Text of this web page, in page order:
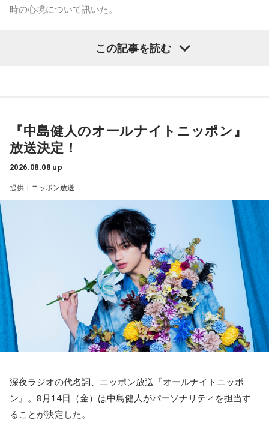
ジルは対戦相手が決まったときに「オランダじゃなくて良か
ているんだ。メンバーは違うかもしれないけれど、日本は力
があるんだぞ」と言って、油断しないように警戒させる。そ
して、「お前ら、（日本選手が）こんなことを言ってるぞ」
と塩貝選手のコメントを（起爆剤として）使うことが可能な
しないほうが良かったなと僕は思っています。
とはいえ、塩貝選手とはW杯が終わったときに違うところで
会いましたけど、本当に純粋なんですよ。全然悪気がないと
いうか。ただ、プロの選手としてそこまで考えてコメントす
るべきだったかなとは思います。
でもまだ若いですから。森保監督は“リバウンドメンタリテ
ィ”という言葉をよく使いますけど、何かうまくいかなかった
後のリアクションがすごく重要で、今後そこを塩貝選手は試
されるのかなと思いますし、その期待に応えるだけのものを
持っている選手だと思いますから、良いエネルギーに変えて
もらいたいなと思います。
----------------------------------------------------
この日の放送をradikoタイムフリーで聴く
※放送エリア外の方は、プレミアム会員の登録でご利用いた
だけます。
時の心境について訊いた。
――1軍デビューを果たしたプロ3年目の昨シーズンは素晴ら
しい成績だったかと思いますが、「求めすぎずに自分のやる
――過去2年の苦労は昨シーズンに活きていたということです
ね。
山田「活きていると思います。ウエイトトレーニングなどで
身体作りができたと思うので、結果を出さないといけないと
ころで出せたというのはよかったと思います」
――2月の南郷キャンプ終盤で右肘痛が発覚した時の心境を教
山田「痛かったですし、手術のタイミングはすごく悩んだの
ですが、3月9日に手術をさせていただいた。痛いままプレー
をしていても成績も上がらないですし、自分としても不安を
抱えながらプレーをするのは嫌だったので、できるだけ早く
手術をして、早く復帰ができるようにというので決断しまし
た」
――以前から痛みはあったのでしょうか？
山田「痛みがない範囲でできていたのですが、痛みの場所が
動いてしまって、数ミリでも痛みの場所が動くだけで痛みが
変わってくるので」
この記事を読む
『中島健人のオールナイトニッポン』
放送決定！
2026.08.08 up
提供：ニッポン放送
深夜ラジオの代名詞、ニッポン放送『オールナイトニッポ
ン』。8月14日（金）は中島健人がパーソナリティを担当す
ることが決定した。